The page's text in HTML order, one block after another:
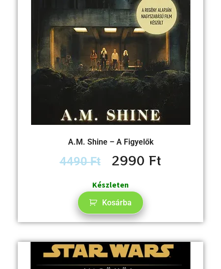
A.M. Shine – A Figyelők
4490Ft 2990Ft
Készleten
Kosárba